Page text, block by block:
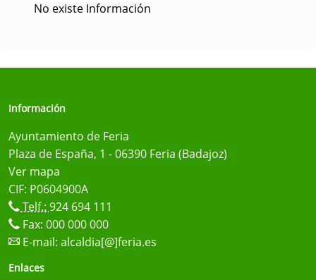
No existe Información
Información
Ayuntamiento de Feria
Plaza de España, 1 - 06390 Feria (Badajoz)
Ver mapa
CIF: P0604900A
Telf.: 924 694 111
Fax: 000 000 000
E-mail: alcaldia[@]feria.es
Enlaces